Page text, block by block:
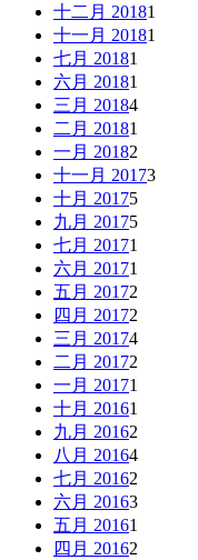
十二月 20181
十一月 20181
七月 20181
六月 20181
三月 20184
二月 20181
一月 20182
十一月 20173
十月 20175
九月 20175
七月 20171
六月 20171
五月 20172
四月 20172
三月 20174
二月 20172
一月 20171
十月 20161
九月 20162
八月 20164
七月 20162
六月 20163
五月 20161
四月 20162